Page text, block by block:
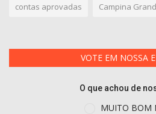
contas aprovadas Campina
VOTE EM NOSSA
O que achou de
MUITO BOM